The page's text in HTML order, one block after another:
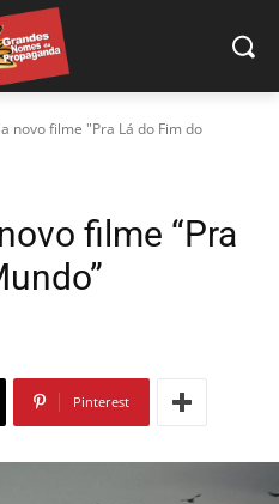
novo filme "Pra Lá do Fim do
filme “Pra
Pinterest